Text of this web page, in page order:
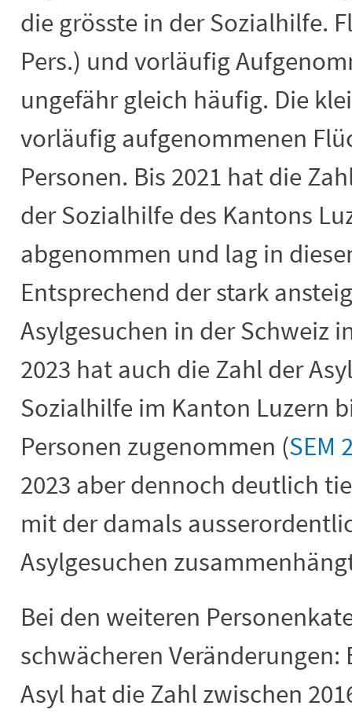
die grösste in der Sozialhilfe.
Pers.) und vorläufig
ungefähr gleich häufig. Die
vorläufig aufgenommenen
Personen. Bis 2021 hat die
der Sozialhilfe des Kantons
abgenommen und lag in
Entsprechend der stark
Asylgesuchen in der Schweiz
2023 hat auch die Zahl der
Sozialhilfe im Kanton Luzern
Personen zugenommen (SEM
2023 aber dennoch deutlich
mit der damals
Asylgesuchen
Bei den weiteren
schwächeren
Asyl hat die Zahl zwischen